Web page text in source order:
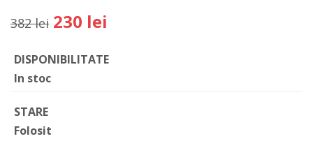
382 lei 230 lei
DISPONIBILITATE
In stoc
STARE
Folosit